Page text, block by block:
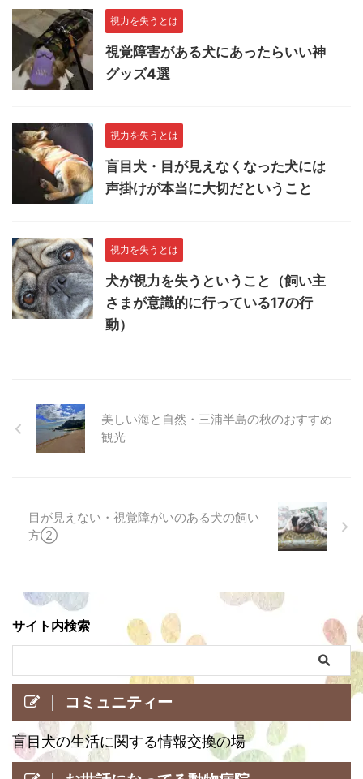
視力を失うとは
視覚障害がある犬にあったらいい神
グッズ4選
視力を失うとは
盲目犬・目が見えなくなった犬には
声掛けが本当に大切だということ
視力を失うとは
犬が視力を失うということ（飼い主
さまが意識的に行っている17の行
動）
美しい海と自然・三浦半島の秋のおすすめ
観光
目が見えない・視覚障がいのある犬の飼い
方②
サイト内検索
コミュニティー
盲目犬の生活に関する情報交換の場